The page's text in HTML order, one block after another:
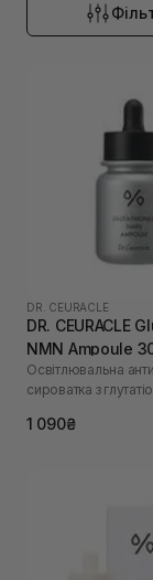
DR. CEURACLE
DR. CEURACLE
NMN Ampoule
Освітлювальна
сироватка з
1 090₴